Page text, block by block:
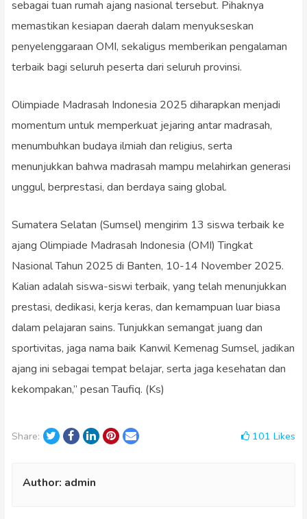
sebagai tuan rumah ajang nasional tersebut. Pihaknya
memastikan kesiapan daerah dalam menyukseskan
penyelenggaraan OMI, sekaligus memberikan pengalaman
terbaik bagi seluruh peserta dari seluruh provinsi.
Olimpiade Madrasah Indonesia 2025 diharapkan menjadi
momentum untuk memperkuat jejaring antar madrasah,
menumbuhkan budaya ilmiah dan religius, serta
menunjukkan bahwa madrasah mampu melahirkan generasi
unggul, berprestasi, dan berdaya saing global.
Sumatera Selatan (Sumsel) mengirim 13 siswa terbaik ke
ajang Olimpiade Madrasah Indonesia (OMI) Tingkat
Nasional Tahun 2025 di Banten, 10-14 November 2025.
Kalian adalah siswa-siswi terbaik, yang telah menunjukkan
prestasi, dedikasi, kerja keras, dan kemampuan luar biasa
dalam pelajaran sains. Tunjukkan semangat juang dan
sportivitas, jaga nama baik Kanwil Kemenag Sumsel, jadikan
ajang ini sebagai tempat belajar, serta jaga kesehatan dan
kekompakan,” pesan Taufiq. (Ks)
Share: TwitterFacebook
LinkedInPinterest
Email 101Likes
Author: admin